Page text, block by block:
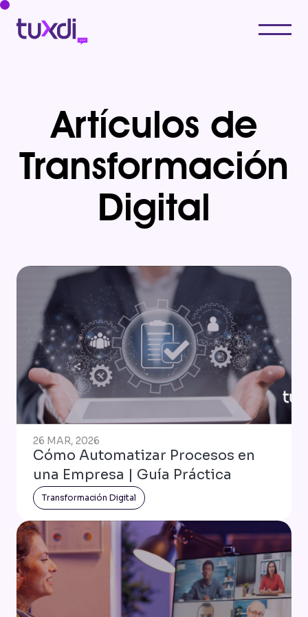
Artículos de
Transformación
Digital
26 MAR, 2026
Cómo Automatizar Procesos en
una Empresa | Guía Práctica
Transformación Digital